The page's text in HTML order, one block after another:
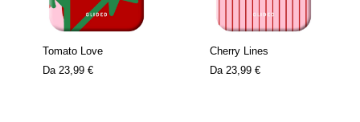
Tomato Love
Da 23,99 €
Cherry Lines
Da 23,99 €